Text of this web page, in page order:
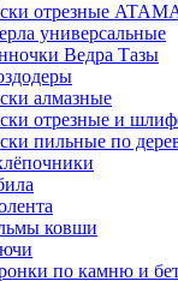
отрезные
универсальные
Ведра Тазы
алмазные
отрезные и
пильные по
ковши
по камню и